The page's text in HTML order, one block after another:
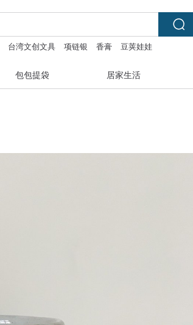
台湾文创文具 项链银 香膏
豆荚娃娃
包包提袋 居家生活